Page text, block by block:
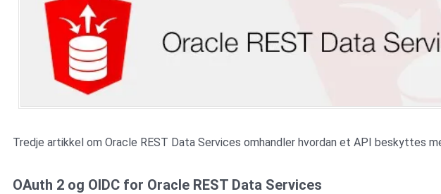
Tredje artikkel om Oracle REST Data Services omhandler hvordan et API beskyttes
OAuth 2 og OIDC for Oracle REST Data Services